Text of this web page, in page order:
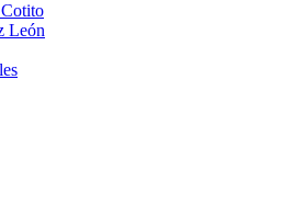
León